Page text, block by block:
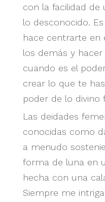
con la facilidad de
lo desconocido.
hace centrarte en
los demás y
cuando es el
crear lo que te
poder de lo divino
Las deidades
conocidas como
a menudo
forma de luna en
hecha con una
Siempre me